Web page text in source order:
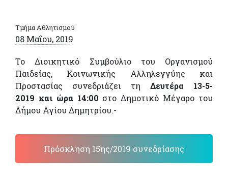
Τμήμα Αθλητισμού
08 Μαΐου, 2019
Το Διοικητικό Συμβούλιο του Οργανισμού
Παιδείας, Κοινωνικής Αλληλεγγύης και
Προστασίας συνεδριάζει τη Δευτέρα 13-5-
2019 και ώρα 14:00 στο Δημοτικό Μέγαρο του
Δήμου Αγίου Δημητρίου.-
Πρόσκληση 15ης/2019 συνεδρίασης